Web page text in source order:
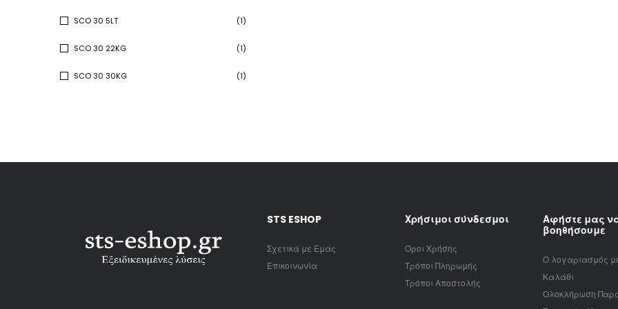
SCO 30 5LT (1)
SCO 30 22KG (1)
SCO 30 30KG (1)
STS ESHOP
Σχετικά με Εμάς
Επικοινωνία
Χρήσιμοι σύνδεσμοι
Όροι Χρήσης
Τρόποι Πληρωμής
Τρόποι Αποστολής
Αφήστε μας
βοηθήσουμε
Ο λογαριασμός
Καλάθι
Ολοκλήρωση